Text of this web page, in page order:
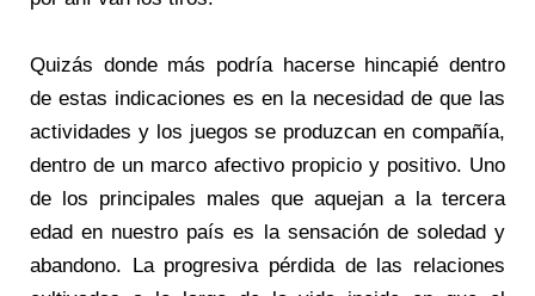
Quizás donde más podría hacerse hincapié dentro
de estas indicaciones es en la necesidad de que las
actividades y los juegos se produzcan en compañía,
dentro de un marco afectivo propicio y positivo. Uno
de los principales males que aquejan a la tercera
edad en nuestro país es la sensación de soledad y
abandono. La progresiva pérdida de las relaciones